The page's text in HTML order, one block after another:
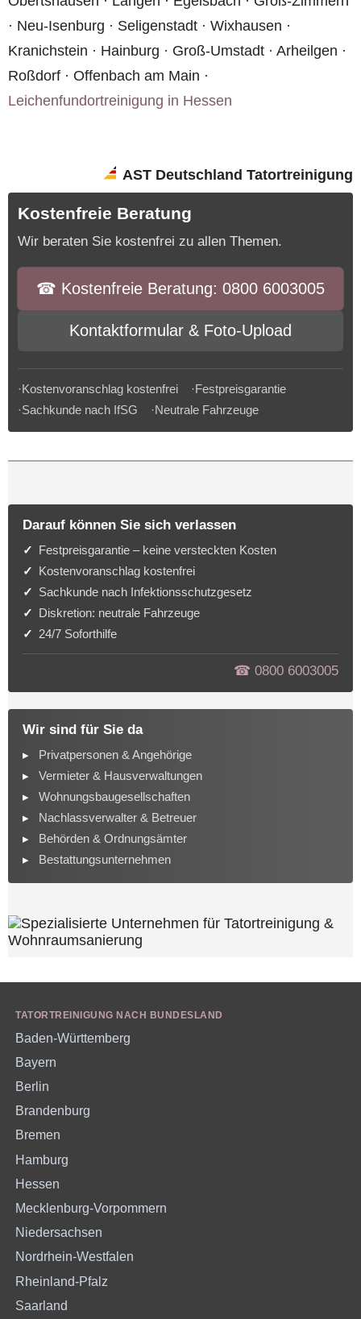
· Neu-Isenburg · Seligenstadt · Wixhausen ·
Kranichstein · Hainburg · Groß-Umstadt · Arheilgen ·
Roßdorf · Offenbach am Main ·
Leichenfundortreinigung in Hessen
AST Deutschland Tatortreinigung
Kostenfreie Beratung
Wir beraten Sie kostenfrei zu allen Themen.
☎︎ Kostenfreie Beratung: 0800 6003005
Kontaktformular & Foto-Upload
·Kostenvoranschlag kostenfrei ·Festpreisgarantie
·Sachkunde nach IfSG ·Neutrale Fahrzeuge
Darauf können Sie sich verlassen
Festpreisgarantie – keine versteckten Kosten
Kostenvoranschlag kostenfrei
Sachkunde nach Infektionsschutzgesetz
Diskretion: neutrale Fahrzeuge
24/7 Soforthilfe
☎︎ 0800 6003005
Wir sind für Sie da
Privatpersonen & Angehörige
Vermieter & Hausverwaltungen
Wohnungsbaugesellschaften
Nachlassverwalter & Betreuer
Behörden & Ordnungsämter
Bestattungsunternehmen
TATORTREINIGUNG NACH BUNDESLAND
Baden-Württemberg
Bayern
Berlin
Brandenburg
Bremen
Hamburg
Hessen
Mecklenburg-Vorpommern
Niedersachsen
Nordrhein-Westfalen
Rheinland-Pfalz
Saarland